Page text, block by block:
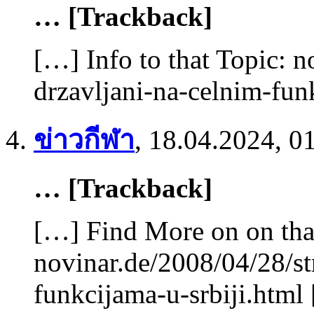
… [Trackback]
[…] Info to that Topic:
drzavljani-na-celnim-
ข่าวกีฬา, 18.04.2024,
… [Trackback]
[…] Find More on on
novinar.de/2008/04/28/
funkcijama-u-